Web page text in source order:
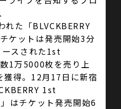
れた「BLVCKBERRY
ケットは発売開始3分
スされた1st
1万5000枚を売り上
獲得。12月17日に新宿
1st
はチケット発売開始6